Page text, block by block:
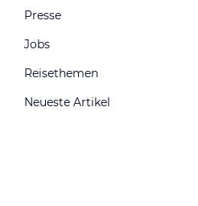
Presse
Jobs
Reisethemen
Neueste Artikel